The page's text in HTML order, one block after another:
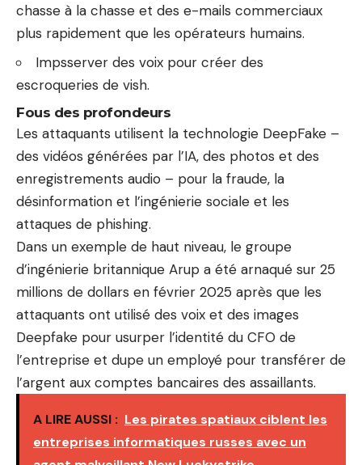
chasse à la chasse et des e-mails commerciaux
plus rapidement que les opérateurs humains.
Impsserver des voix pour créer des
escroqueries de vish.
Fous des profondeurs
Les attaquants utilisent la technologie DeepFake –
des vidéos générées par l’IA, des photos et des
enregistrements audio – pour la fraude, la
désinformation et l’ingénierie sociale et les
attaques de phishing.
Dans un exemple de haut niveau, le groupe
d’ingénierie britannique Arup a été arnaqué sur 25
millions de dollars en février 2025 après que les
attaquants ont utilisé des voix et des images
Deepfake pour usurper l’identité du CFO de
l’entreprise et dupe un employé pour transférer de
l’argent aux comptes bancaires des assaillants.
A LIRE AUSSI : Les pirates spatiaux ciblent les
entreprises informatiques russes avec un